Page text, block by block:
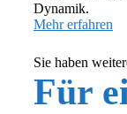
Dynamik.
Mehr erfahren
Für
Sie haben